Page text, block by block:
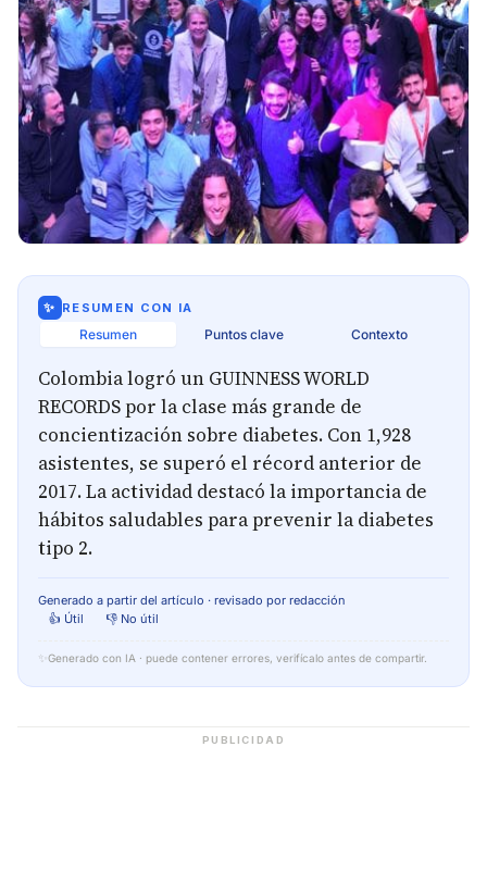
✨ RESUMEN CON IA
Resumen Puntos clave Contexto
Colombia logró un GUINNESS WORLD
RECORDS por la clase más grande de
concientización sobre diabetes. Con 1,928
asistentes, se superó el récord anterior de
2017. La actividad destacó la importancia de
hábitos saludables para prevenir la diabetes
tipo 2.
Generado a partir del artículo · revisado por redacción
👍 Útil
👎 No útil
✨ Generado con IA · puede contener errores, verifícalo antes de compartir.
PUBLICIDAD